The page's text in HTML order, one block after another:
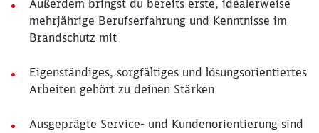
Außerdem bringst du bereits erste, idealerweise
mehrjährige Berufserfahrung und Kenntnisse im
Brandschutz mit
Eigenständiges, sorgfältiges und lösungsorientiertes
Arbeiten gehört zu deinen Stärken
Ausgeprägte Service- und Kundenorientierung sind